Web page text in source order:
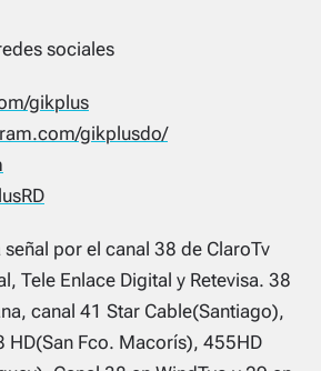
sociales
gikplus
gikplusdo/
por el canal 38 de ClaroTv
Tele Enlace Digital y Retevisa. 38
canal 41 Star Cable(Santiago),
HD(San Fco. Macorís), 455HD